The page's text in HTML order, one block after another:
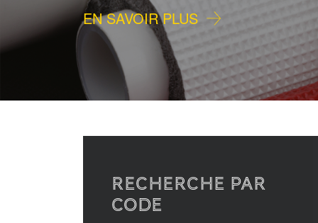
EN SAVOIR PLUS
RECHERCHE PAR
CODE